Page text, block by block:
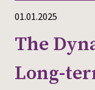
Persons
Research
Events
01.01.2025
The
Long-